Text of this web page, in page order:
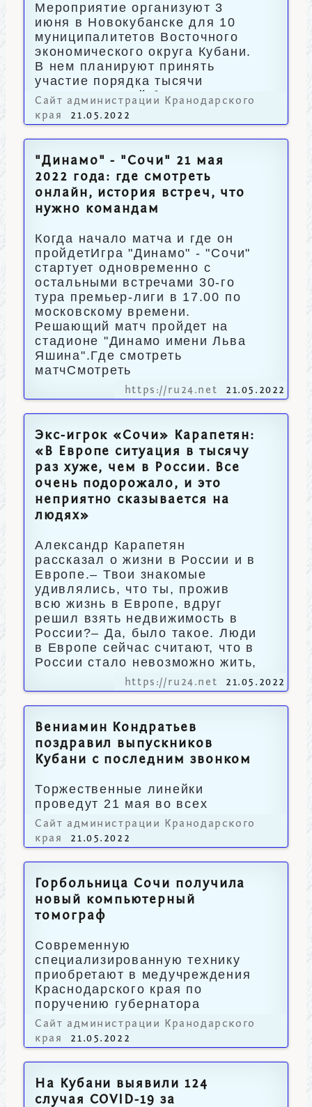
Мероприятие организуют 3
июня в Новокубанске для 10
муниципалитетов Восточного
экономического округа Кубани.
В нем планируют принять
участие порядка тысячи
представителей бизнеса.
Сайт администрации Кранодарского
края
21.05.2022
"Динамо" - "Сочи" 21 мая
2022 года: где смотреть
онлайн, история встреч, что
нужно командам
Когда начало матча и где он
пройдетИгра "Динамо" - "Сочи"
стартует одновременно с
остальными встречами 30-го
тура премьер-лиги в 17.00 по
московскому времени.
Решающий матч пройдет на
стадионе "Динамо имени Льва
Яшина".Где смотреть
матчСмотреть
https://ru24.net 21.05.2022
Экс-игрок «Сочи» Карапетян:
«В Европе ситуация в тысячу
раз хуже, чем в России. Все
очень подорожало, и это
неприятно сказывается на
людях»
Александр Карапетян
рассказал о жизни в России и в
Европе.– Твои знакомые
удивлялись, что ты, прожив
всю жизнь в Европе, вдруг
решил взять недвижимость в
России?– Да, было такое. Люди
в Европе сейчас считают, что в
России стало невозможно жить,
https://ru24.net 21.05.2022
Вениамин Кондратьев
поздравил выпускников
Кубани с последним звонком
Торжественные линейки
проведут 21 мая во всех
школах Краснодарского края.
Сайт администрации Кранодарского
края
21.05.2022
Горбольница Сочи получила
новый компьютерный
томограф
Современную
специализированную технику
приобретают в медучреждения
Краснодарского края по
поручению губернатора
Вениамина Кондратьева.
Сайт администрации Кранодарского
края
21.05.2022
На Кубани выявили 124
случая COVID-19 за